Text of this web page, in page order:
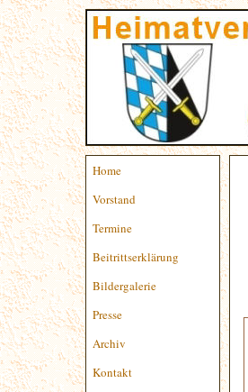
Home
Vorstand
Termine
Beitrittserklärung
Bildergalerie
Presse
Archiv
Kontakt